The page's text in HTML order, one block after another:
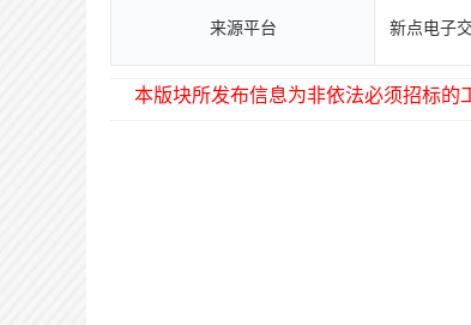
来源平台 新点电子
本版块所发布信息为非依法必须招标的